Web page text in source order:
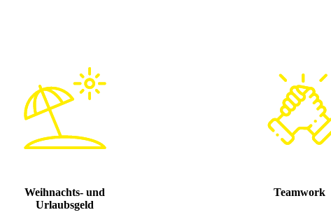
Weihnachts- und
Urlaubsgeld
Teamwork